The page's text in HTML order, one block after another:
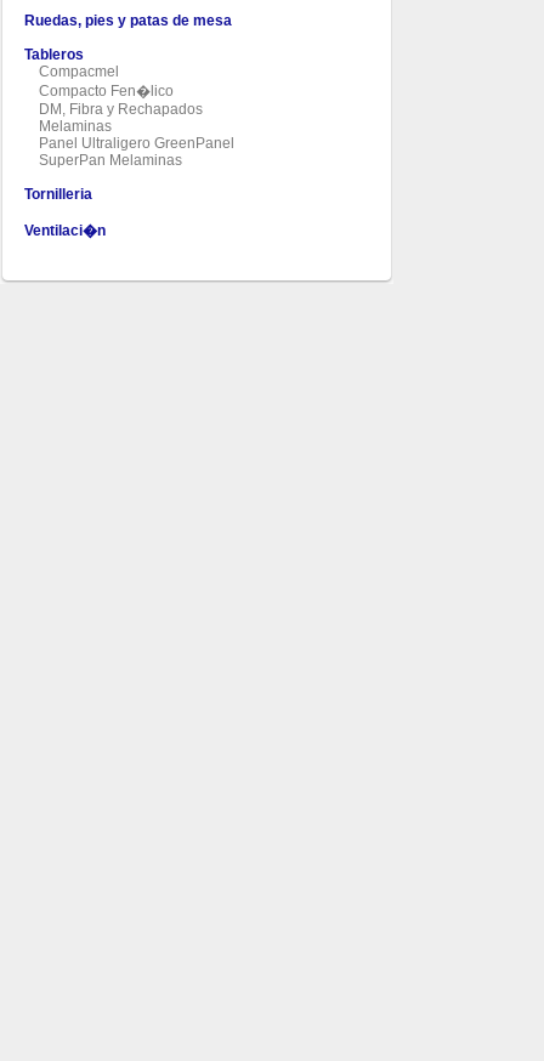
Ruedas, pies y patas de mesa
Tableros
Compacmel
Compacto Fen�lico
DM, Fibra y Rechapados
Melaminas
Panel Ultraligero GreenPanel
SuperPan Melaminas
Tornilleria
Ventilaci�n